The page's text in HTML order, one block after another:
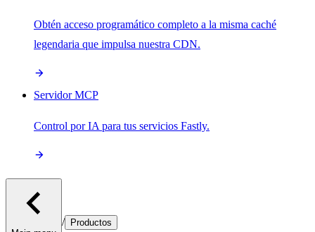
Obtén acceso programático completo a la misma caché
legendaria que impulsa nuestra CDN.
Servidor MCP
Control por IA para tus servicios Fastly.
/ Productos